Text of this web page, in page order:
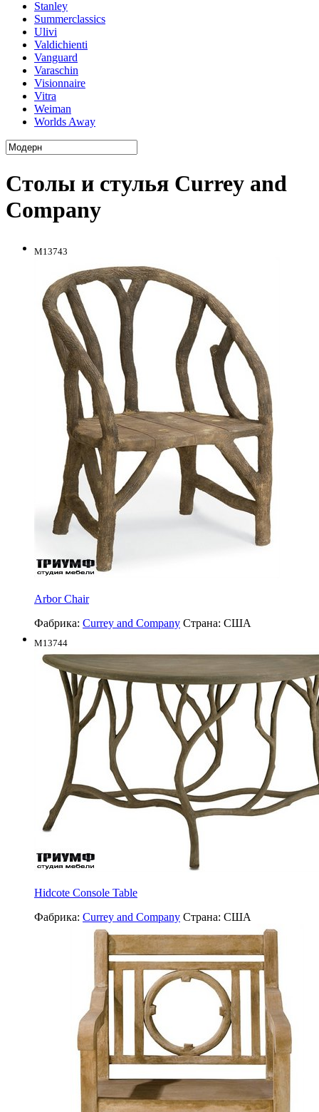
Stanley
Summerclassics
Ulivi
Valdichienti
Vanguard
Varaschin
Visionnaire
Vitra
Weiman
Worlds Away
Столы и стулья Currey and
Company
M13743
Arbor Chair
Фабрика: Currey and Company Страна: США
M13744
Hidcote Console Table
Фабрика: Currey and Company Страна: США